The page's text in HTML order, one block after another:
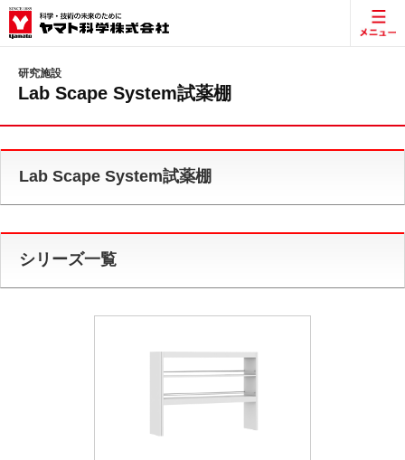
研究施設
Lab Scape System試薬棚
Lab Scape System試薬棚
シリーズ一覧